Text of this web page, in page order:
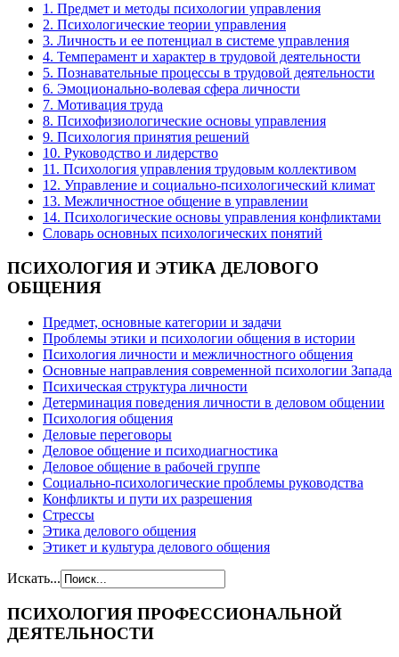
1. Предмет и методы психологии управления
2. Психологические теории управления
3. Личность и ее потенциал в системе управления
4. Темперамент и характер в трудовой деятельности
5. Познавательные процессы в трудовой деятельности
6. Эмоционально-волевая сфера личности
7. Мотивация труда
8. Психофизиологические основы управления
9. Психология принятия решений
10. Руководство и лидерство
11. Психология управления трудовым коллективом
12. Управление и социально-психологический климат
13. Межличностное общение в управлении
14. Психологические основы управления конфликтами
Словарь основных психологических понятий
ПСИХОЛОГИЯ И ЭТИКА ДЕЛОВОГО
ОБЩЕНИЯ
Предмет, основные категории и задачи
Проблемы этики и психологии общения в истории
Психология личности и межличностного общения
Основные направления современной психологии Запада
Психическая структура личности
Детерминация поведения личности в деловом общении
Психология общения
Деловые переговоры
Деловое общение и психодиагностика
Деловое общение в рабочей группе
Cоциально-психологические проблемы руководства
Конфликты и пути их разрешения
Стрессы
Этика делового общения
Этикет и культура делового общения
Искать...
ПСИХОЛОГИЯ ПРОФЕССИОНАЛЬНОЙ
ДЕЯТЕЛЬНОСТИ